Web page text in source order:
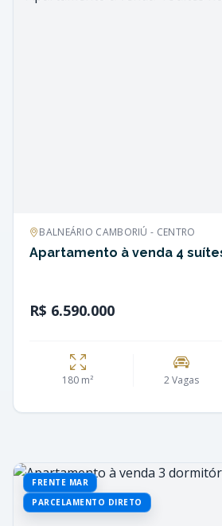
BALNEÁRIO CAMBORIÚ - CENTRO
Apartamento à venda 4
R$ 6.590.000
180 m² 2 Vagas
FRENTE MAR
PARCELAMENTO DIRETO